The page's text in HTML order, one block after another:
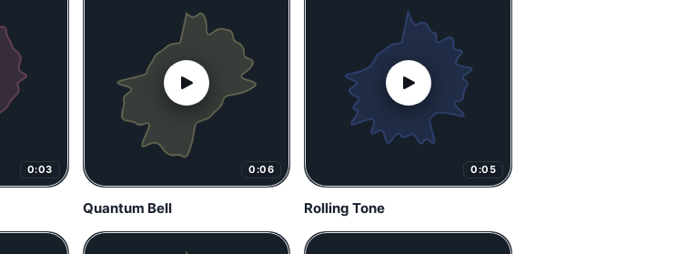
0:03 0:06
Quantum Bell
0:05
Rolling Tone